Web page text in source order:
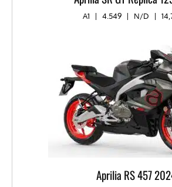
A1 | 4.549 | N/D |
Aprilia RS 457